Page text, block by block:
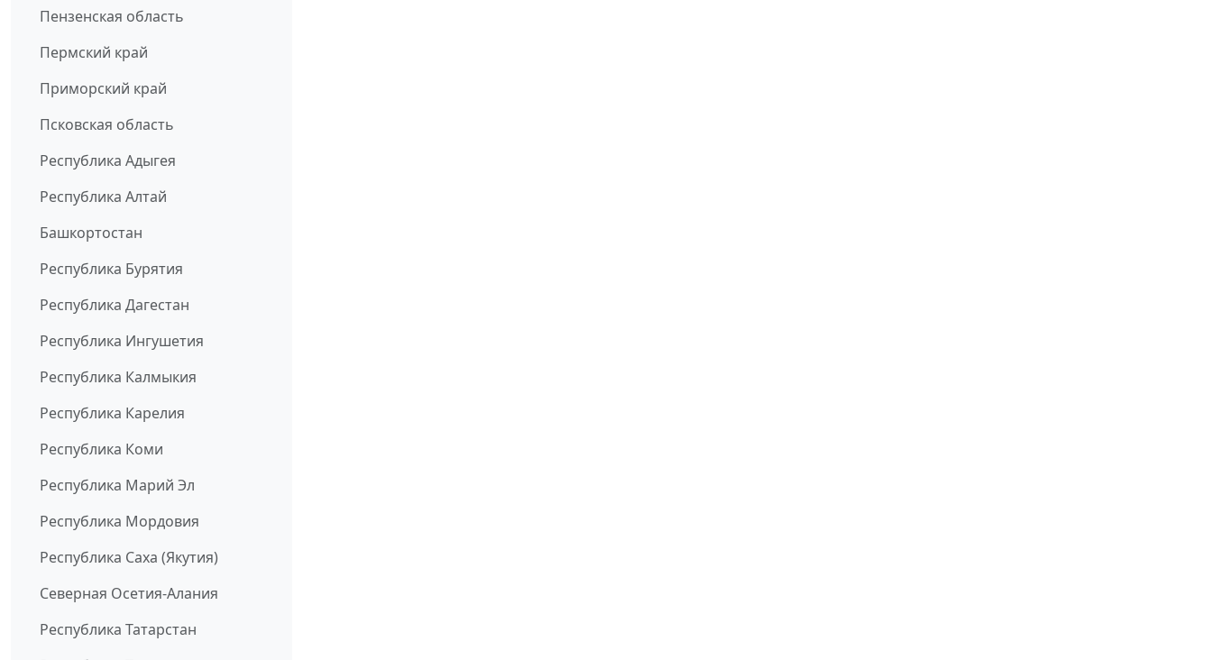
Пензенская область
Пермский край
Приморский край
Псковская область
Республика Адыгея
Республика Алтай
Башкортостан
Республика Бурятия
Республика Дагестан
Республика Ингушетия
Республика Калмыкия
Республика Карелия
Республика Коми
Республика Марий Эл
Республика Мордовия
Республика Саха (Якутия)
Северная Осетия-Алания
Республика Татарстан